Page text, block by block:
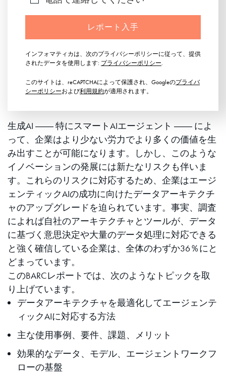
生成AI ―― 特にスマートAIエージェント ―― によ
って、企業はより少ない労力でより多くの価値を生
み出すことが可能になります。しかし、このような
イノベーションの発展には新たなリスクも伴いま
す。これらのリスクに対応するため、企業はエージ
ェンティックAIの成功に向けたデータアーキテクチ
ャのアップグレードを迫られています。事実、調査
によれば自社のアーキテクチャとツールが、データ
に基づく意思決定や大量のデータ処理に対応できる
と強く確信している企業は、全体のわずか36％にと
どまっています。
このBARCレポートでは、次のようなトピックを取
り上げています。
データアーキテクチャを最適化してエージェンテ
ィックAIに対応する方法
主な使用事例、要件、課題、メリット
効果的なデータ、モデル、エージェントワークフ
ローの基盤
レポート入手
インフォマティカは、次のプライバシーポリシーに従って、提供
されたデータを使用します: プライバシーポリシー.
このサイトは、reCAPTCHAによって保護され、Googleのプライバ
シーポリシーおよび利用規約が適用されます。